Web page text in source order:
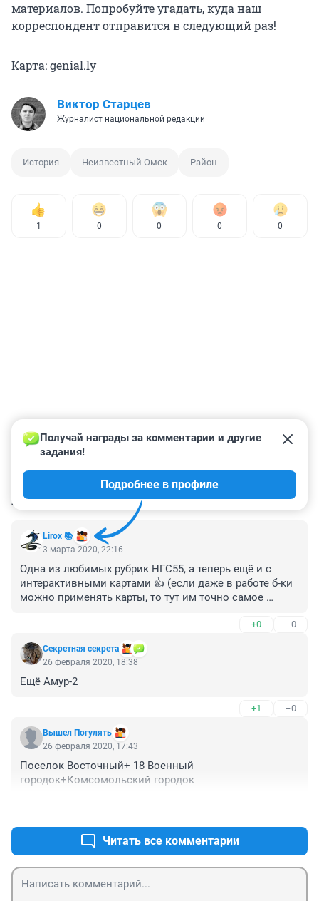
материалов. Попробуйте угадать, куда наш
корреспондент отправится в следующий раз!
Карта: genial.ly
Виктор Старцев
Журналист национальной редакции
История Неизвестный Омск Район
1 0 0 0 0
КОММЕНТАРИИ 10
Lirox 📚
Получай награды за комментарии и другие
задания!
Подробнее в профиле
3 марта 2020, 22:16
Одна из любимых рубрик НГС55, а теперь ещё и с
интерактивными картами 👍 (если даже в работе б-ки
можно применять карты, то тут им точно самое
+0 –0
Секретная секрета
26 февраля 2020, 18:38
Ещё Амур-2
+1 –0
Вышел Погулять
26 февраля 2020, 17:43
Поселок Восточный+ 18 Военный
городок+Комсомольский городок
Читать все комментарии